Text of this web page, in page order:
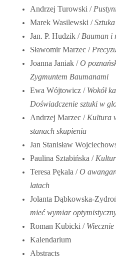
Andrzej Turowski /
Marek Wasilewski /
Jan. P. Hudzik / Bauman i
Sławomir Marzec /
Joanna Janiak /O
Zygmuntem Baumanami
Ewa Wójtowicz / Wokół
Doświadczenie sztuki w
Andrzej Marzec / Kultura
stanach skupienia
Jan Stanisław
Paulina Sztabińska /
Teresa Pękala /O
latach
Jolanta Dąbkowska-
mieć wymiar
Roman Kubicki /
Kalendarium
Abstracts